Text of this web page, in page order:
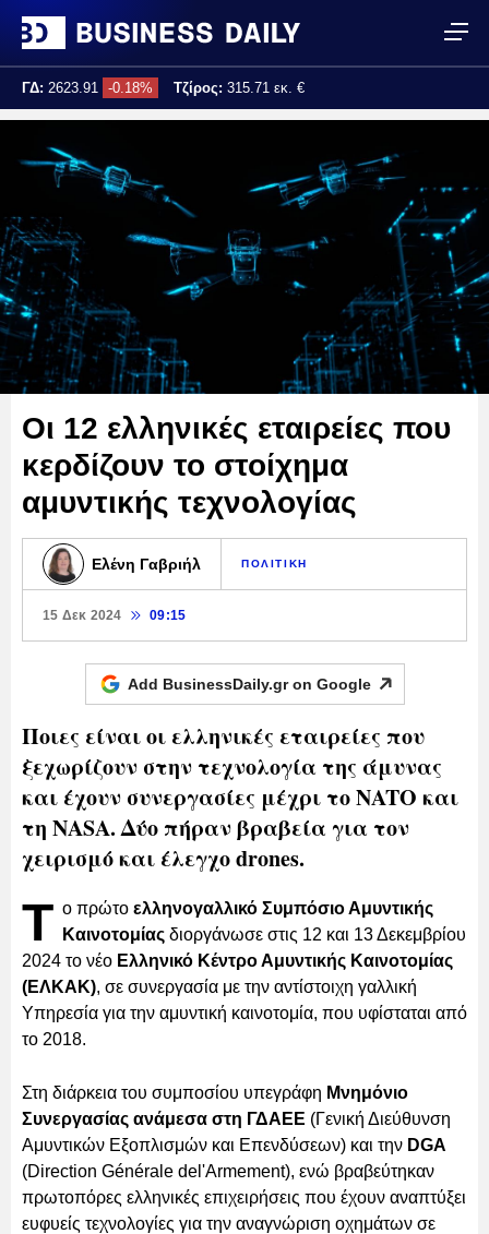
ΓΔ: 2623.91 -0.18% Τζίρος: 315.71 εκ. €
Οι 12 ελληνικές εταιρείες που
κερδίζουν το στοίχημα
αμυντικής τεχνολογίας
Ελένη Γαβριήλ ΠΟΛΙΤΙΚΗ
15 Δεκ 2024 09:15
Add BusinessDaily.gr on Google
Ποιες είναι οι ελληνικές εταιρείες που
ξεχωρίζουν στην τεχνολογία της άμυνας
και έχουν συνεργασίες μέχρι το NATO και
τη NASA. Δύο πήραν βραβεία για τον
χειρισμό και έλεγχο drones.
Τ ο πρώτο ελληνογαλλικό Συμπόσιο Αμυντικής
Καινοτομίας διοργάνωσε στις 12 και 13 Δεκεμβρίου
2024 το νέο Ελληνικό Κέντρο Αμυντικής Καινοτομίας
(ΕΛΚΑΚ), σε συνεργασία με την αντίστοιχη γαλλική
Υπηρεσία για την αμυντική καινοτομία, που υφίσταται από
το 2018.
Στη διάρκεια του συμποσίου υπεγράφη Μνημόνιο
Συνεργασίας ανάμεσα στη ΓΔΑΕΕ (Γενική Διεύθυνση
Αμυντικών Εξοπλισμών και Επενδύσεων) και την DGA
(Direction Générale del'Armement), ενώ βραβεύτηκαν
πρωτοπόρες ελληνικές επιχειρήσεις που έχουν αναπτύξει
ευφυείς τεχνολογίες για την αναγνώριση οχημάτων σε